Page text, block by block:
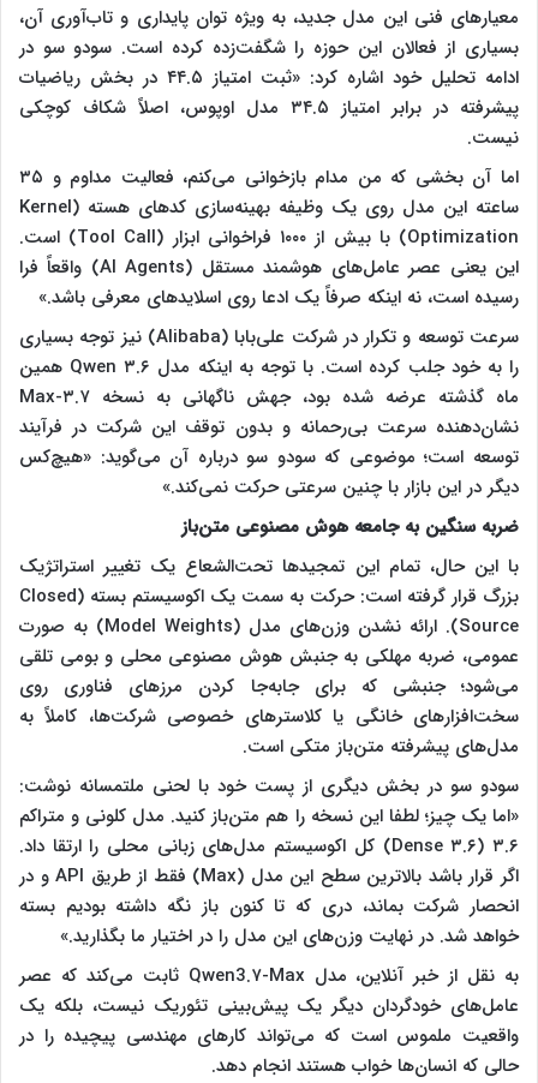
معیارهای فنی این مدل جدید، به ویژه توان پایداری و تاب‌آوری آن،
بسیاری از فعالان این حوزه را شگفت‌زده کرده است. سودو سو در
ادامه تحلیل خود اشاره کرد: «ثبت امتیاز ۴۴.۵ در بخش ریاضیات
پیشرفته در برابر امتیاز ۳۴.۵ مدل اوپوس، اصلاً شکاف کوچکی
نیست.
اما آن بخشی که من مدام بازخوانی می‌کنم، فعالیت مداوم و ۳۵
ساعته این مدل روی یک وظیفه بهینه‌سازی کدهای هسته (Kernel
Optimization) با بیش از ۱۰۰۰ فراخوانی ابزار (Tool Call) است.
این یعنی عصر عامل‌های هوشمند مستقل (AI Agents) واقعاً فرا
رسیده است، نه اینکه صرفاً یک ادعا روی اسلایدهای معرفی باشد.»
سرعت توسعه و تکرار در شرکت علی‌بابا (Alibaba) نیز توجه بسیاری
را به خود جلب کرده است. با توجه به اینکه مدل Qwen ۳.۶ همین
ماه گذشته عرضه شده بود، جهش ناگهانی به نسخه ۳.۷-Max
نشان‌دهنده سرعت بی‌رحمانه و بدون توقف این شرکت در فرآیند
توسعه است؛ موضوعی که سودو سو درباره آن می‌گوید: «هیچ‌کس
دیگر در این بازار با چنین سرعتی حرکت نمی‌کند.»
ضربه سنگین به جامعه هوش مصنوعی متن‌باز
با این حال، تمام این تمجیدها تحت‌الشعاع یک تغییر استراتژیک
بزرگ قرار گرفته است: حرکت به سمت یک اکوسیستم بسته (Closed
Source). ارائه نشدن وزن‌های مدل (Model Weights) به صورت
عمومی، ضربه مهلکی به جنبش هوش مصنوعی محلی و بومی تلقی
می‌شود؛ جنبشی که برای جابه‌جا کردن مرزهای فناوری روی
سخت‌افزارهای خانگی یا کلاسترهای خصوصی شرکت‌ها، کاملاً به
مدل‌های پیشرفته متن‌باز متکی است.
سودو سو در بخش دیگری از پست خود با لحنی ملتمسانه نوشت:
«اما یک چیز؛ لطفا این نسخه را هم متن‌باز کنید. مدل کلونی و متراکم
۳.۶ (۳.۶ Dense) کل اکوسیستم مدل‌های زبانی محلی را ارتقا داد.
اگر قرار باشد بالاترین سطح این مدل (Max) فقط از طریق API و در
انحصار شرکت بماند، دری که تا کنون باز نگه داشته بودیم بسته
خواهد شد. در نهایت وزن‌های این مدل را در اختیار ما بگذارید.»
به نقل از خبر آنلاین، مدل Qwen3.۷-Max ثابت می‌کند که عصر
عامل‌های خودگردان دیگر یک پیش‌بینی تئوریک نیست، بلکه یک
واقعیت ملموس است که می‌تواند کارهای مهندسی پیچیده را در
حالی که انسان‌ها خواب هستند انجام دهد.